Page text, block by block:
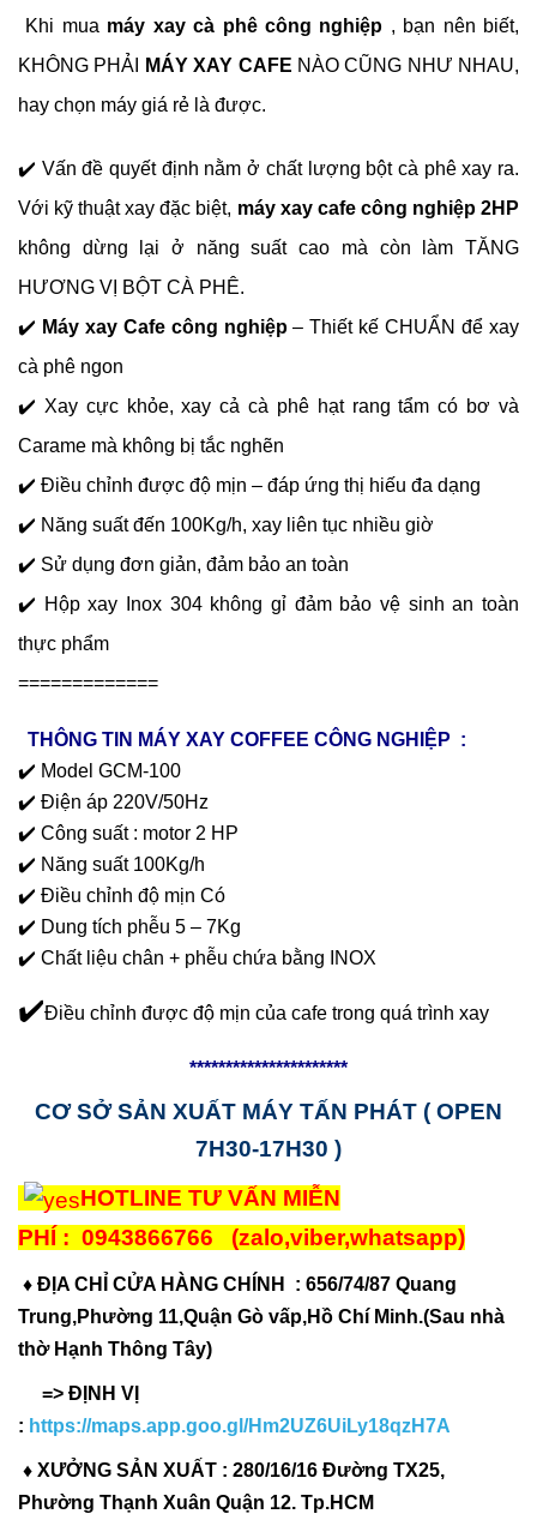
Khi mua máy xay cà phê công nghiệp , bạn nên biết,
KHÔNG PHẢI
MÁY XAY CAFE NÀO CŨNG NHƯ NHAU,
hay chọn máy giá rẻ là được.
✔️ Vấn đề quyết định nằm ở chất lượng bột cà phê xay ra.
Với kỹ thuật xay đặc biệt, máy xay cafe công nghiệp 2HP
không dừng lại ở năng suất cao mà còn làm TĂNG
HƯƠNG VỊ BỘT CÀ PHÊ.
✔️ Máy xay Cafe công nghiệp– Thiết kế CHUẨN để xay
cà phê ngon
✔️ Xay cực khỏe, xay cả cà phê hạt rang tẩm có bơ và
Carame mà không bị tắc nghẽn
✔️ Điều chỉnh được độ mịn – đáp ứng thị hiếu đa dạng
✔️ Năng suất đến 100Kg/h, xay liên tục nhiều giờ
✔️ Sử dụng đơn giản, đảm bảo an toàn
✔️ Hộp xay Inox 304 không gỉ đảm bảo vệ sinh an toàn
thực phẩm
=============
THÔNG TIN MÁY XAY COFFEE CÔNG NGHIỆP :
✔️ Model GCM-100
✔️ Điện áp 220V/50Hz
✔️ Công suất : motor 2 HP
✔️ Năng suất 100Kg/h
✔️ Điều chỉnh độ mịn Có
✔️ Dung tích phễu 5 – 7Kg
✔️ Chất liệu chân + phễu chứa bằng INOX
✔️Điều chỉnh được độ mịn của cafe trong quá trình xay
**********************
CƠ SỞ SẢN XUẤT MÁY TẤN PHÁT ( OPEN
7H30-17H30 )
HOTLINE TƯ VẤN MIỄN
PHÍ : 0943866766 (zalo,viber,whatsapp)
♦ ĐỊA CHỈ CỬA HÀNG CHÍNH : 656/74/87 Quang
Trung,Phường 11,Quận Gò vấp,Hồ Chí Minh.(Sau nhà
thờ Hạnh Thông Tây)
=> ĐỊNH VỊ
: https://maps.app.goo.gl/Hm2UZ6UiLy18qzH7A
♦ XƯỞNG SẢN XUẤT : 280/16/16 Đường TX25,
Phường Thạnh Xuân Quận 12. Tp.HCM